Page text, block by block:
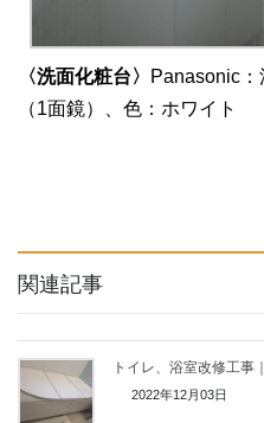
〈洗面化粧台〉
Panasonic
（1面鏡）、色：ホワイト
関連記事
トイレ、浴室改修工
2022年12月03日